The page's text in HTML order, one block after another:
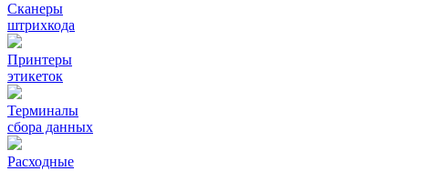
Сканеры
штрихкода
Принтеры
этикеток
Терминалы
сбора данных
Расходные